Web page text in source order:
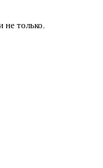
не только.